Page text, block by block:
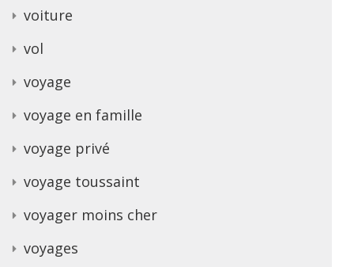
voiture
vol
voyage
voyage en famille
voyage privé
voyage toussaint
voyager moins cher
voyages